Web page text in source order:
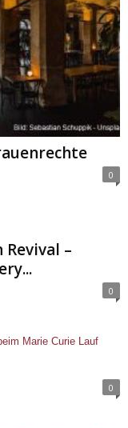
0
–
0
0